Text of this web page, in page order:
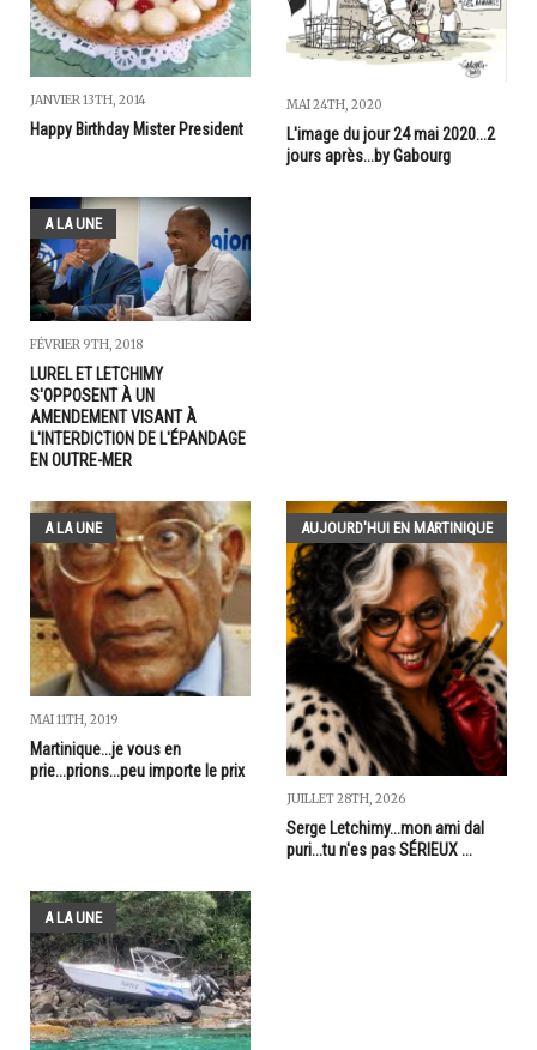
JANVIER 13TH, 2014
Happy Birthday Mister President
MAI 24TH, 2020
L'image du jour 24 mai 2020...2
jours après...by Gabourg
A LA UNE
FÉVRIER 9TH, 2018
LUREL ET LETCHIMY
S'OPPOSENT À UN
AMENDEMENT VISANT À
L'INTERDICTION DE L'ÉPANDAGE
EN OUTRE-MER
A LA UNE
MAI 11TH, 2019
Martinique...je vous en
prie...prions...peu importe le prix
AUJOURD'HUI EN MARTINIQUE
JUILLET 28TH, 2026
Serge Letchimy...mon ami dal
puri...tu n'es pas SÉRIEUX ...
A LA UNE